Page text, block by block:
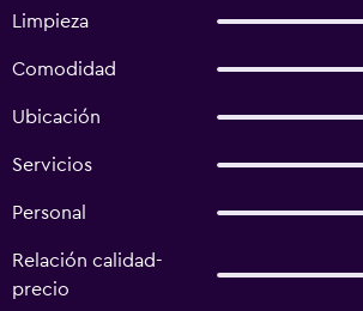
Limpieza
Comodidad
Ubicación
Servicios
Personal
Relación calidad-
precio